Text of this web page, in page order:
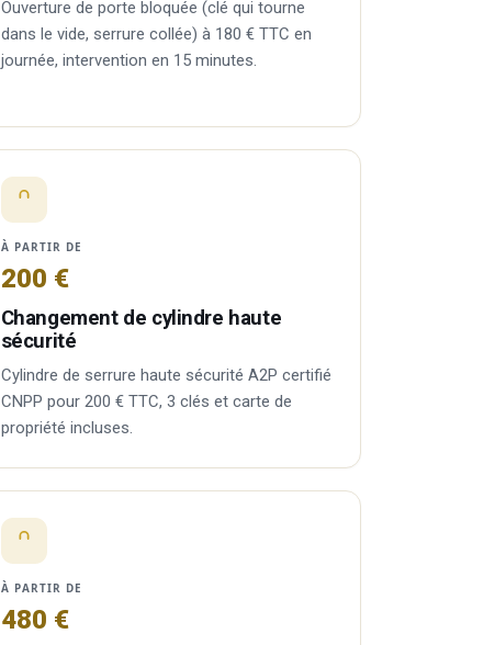
Ouverture de porte bloquée (clé qui tourne
dans le vide, serrure collée) à 180 € TTC en
journée, intervention en 15 minutes.
À PARTIR DE
200 €
Changement de cylindre haute
sécurité
Cylindre de serrure haute sécurité A2P certifié
CNPP pour 200 € TTC, 3 clés et carte de
propriété incluses.
À PARTIR DE
480 €